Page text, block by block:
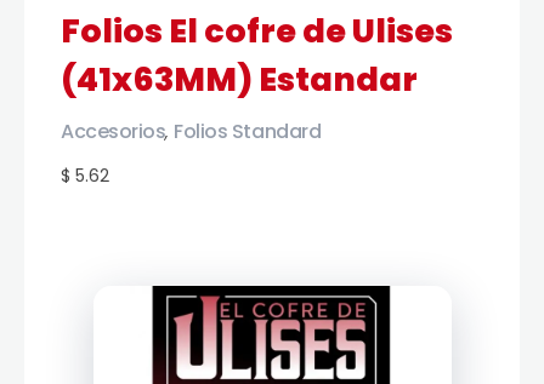
Folios El cofre de Ulises
(41x63MM) Estandar
$ 5.62
Accesorios, Folios Standard